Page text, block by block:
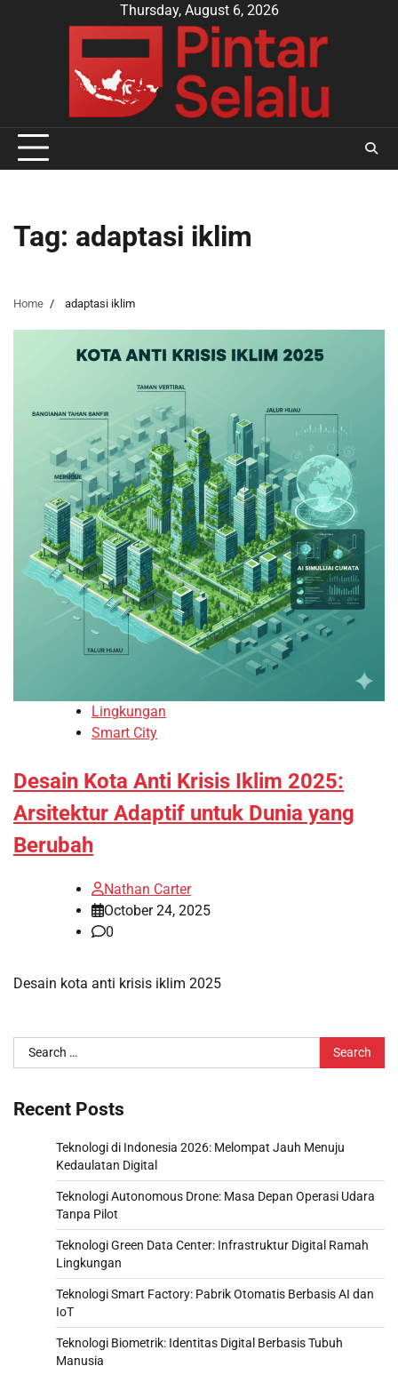
Thursday, August 6, 2026
Tag: adaptasi iklim
Home adaptasi iklim
Lingkungan
Smart City
Desain Kota Anti Krisis Iklim 2025:
Arsitektur Adaptif untuk Dunia yang
Berubah
Nathan Carter
October 24, 2025
0
Desain kota anti krisis iklim 2025
Search
for:
Recent Posts
Teknologi di Indonesia 2026: Melompat Jauh Menuju
Kedaulatan Digital
Teknologi Autonomous Drone: Masa Depan Operasi Udara
Tanpa Pilot
Teknologi Green Data Center: Infrastruktur Digital Ramah
Lingkungan
Teknologi Smart Factory: Pabrik Otomatis Berbasis AI dan
IoT
Teknologi Biometrik: Identitas Digital Berbasis Tubuh
Manusia